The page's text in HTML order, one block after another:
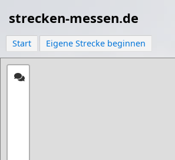
strecken-messen.de
Start Eigene Strecke beginnen